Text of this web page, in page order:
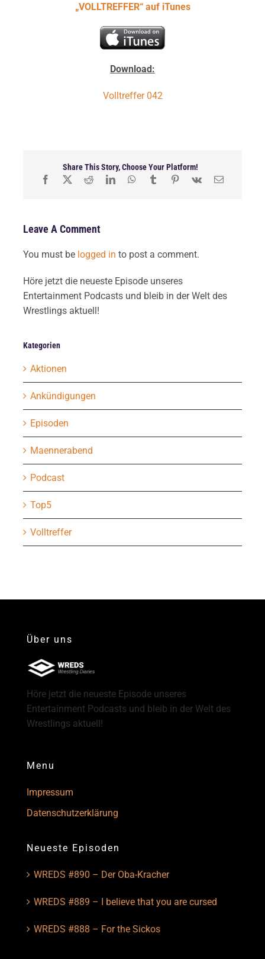
„VOLLTREFFER“ auf iTunes
Download:
Volltreffer 042
Share This Story, Choose Your Platform!
Leave A Comment
You must be logged in to post a comment.
Höre jetzt die neueste Episode unseres
Entertainment Podcasts und bleib in der Welt des
Wrestlings aktuell!
Kategorien
Aktionen
Ankündigungen
Episoden
Maennerabend
Podcast
Top5
Volltreffer
Über uns
Höre jetzt die neueste Episode unseres
Entertainment Podcasts und bleib in der Welt des
Wrestlings aktuell!
Menu
Impressum
Datenschutzerklärung
Neueste Episoden
WREDS #890 – Der Oba-Kracher
WREDS #889 – I believe that you are cursed
WREDS #888 – For the Sickos